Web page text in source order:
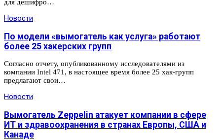
для дешифро…
Новости
По модели «вымогатель как услуга» работают
более 25 хакерских групп
Согласно отчету, опубликованному исследователями из
компании Intel 471, в настоящее время более 25 хак-групп
предлагают свои…
Новости
Вымогатель Zeppelin атакует компании в сфере
ИТ и здравоохранения в странах Европы, США и
Канаде